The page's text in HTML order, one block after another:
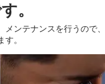
。
メンテナンスを行うので
す。